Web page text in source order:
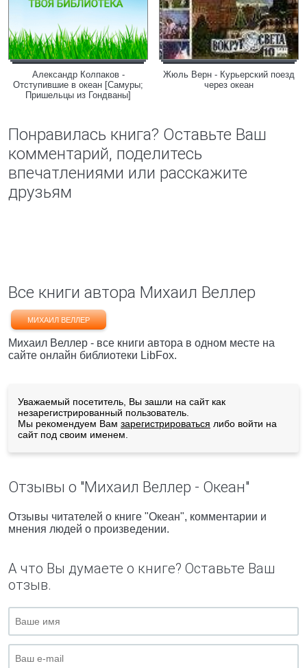
Александр Колпаков -
Отступившие в океан [Самуры;
Пришельцы из Гондваны]
Жюль Верн - Курьерский поезд
через океан
Понравилась книга? Оставьте Ваш
комментарий, поделитесь
впечатлениями или расскажите
друзьям
Все книги автора Михаил Веллер
МИХАИЛ ВЕЛЛЕР
Михаил Веллер - все книги автора в одном месте на
сайте онлайн библиотеки LibFox.
Уважаемый посетитель, Вы зашли на сайт как
незарегистрированный пользователь.
Мы рекомендуем Вам зарегистрироваться либо войти на
сайт под своим именем.
Отзывы о "Михаил Веллер - Океан"
Отзывы читателей о книге "Океан", комментарии и
мнения людей о произведении.
А что Вы думаете о книге? Оставьте Ваш
отзыв.